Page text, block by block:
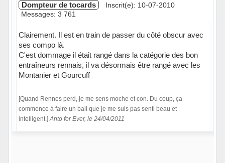
Dompteur de tocards
Inscrit(e): 10-07-2010
Messages: 3 761
Clairement. Il est en train de passer du côté obscur avec
ses compo là.
C'est dommage il était rangé dans la catégorie des bon
entraîneurs rennais, il va désormais être rangé avec les
Montanier et Gourcuff
[Quand Rennes perd, je me sens moche et con. Du coup, ça
commence à faire un bail que je me suis pas senti beau et
intelligent.]Anto for Ever, le 24/04/2011